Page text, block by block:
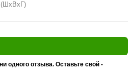
(ШхВхГ)
одного отзыва. Оставьте свой -